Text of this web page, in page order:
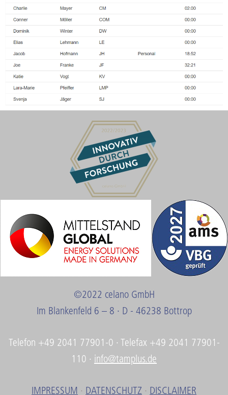
©2022 celano GmbH
Im Blankenfeld 6 – 8 · D - 46238 Bottrop
Telefon +49 2041 77901-0 · Telefax +49 2041 77901-
110 · info@tamplus.de
IMPRESSUM · DATENSCHUTZ · DISCLAIMER